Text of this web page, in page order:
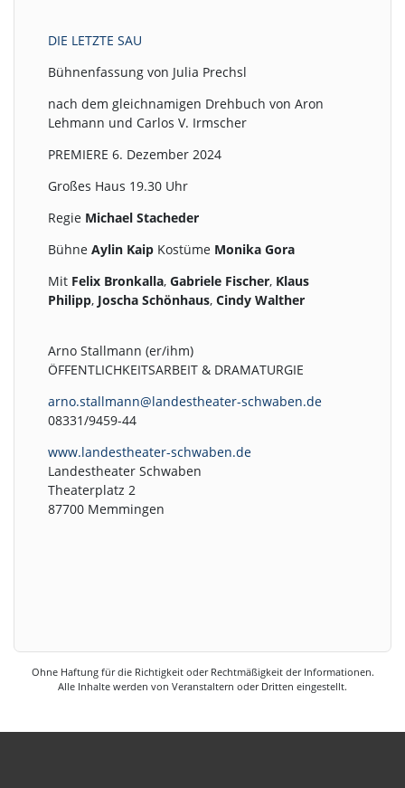
DIE LETZTE SAU
Bühnenfassung von Julia Prechsl
nach dem gleichnamigen Drehbuch von Aron
Lehmann und Carlos V. Irmscher
PREMIERE 6. Dezember 2024
Großes Haus 19.30 Uhr
Regie Michael Stacheder
BühneAylin Kaip Kostüme Monika Gora
Mit Felix Bronkalla,Gabriele Fischer, Klaus
Philipp, Joscha Schönhaus,Cindy Walther
Arno Stallmann (er/ihm)
ÖFFENTLICHKEITSARBEIT & DRAMATURGIE
arno.stallmann@landestheater-schwaben.de
08331/9459-44
www.landestheater-schwaben.de
Landestheater Schwaben
Theaterplatz 2
87700 Memmingen
Ohne Haftung für die Richtigkeit oder Rechtmäßigkeit der Informationen.
Alle Inhalte werden von Veranstaltern oder Dritten eingestellt.